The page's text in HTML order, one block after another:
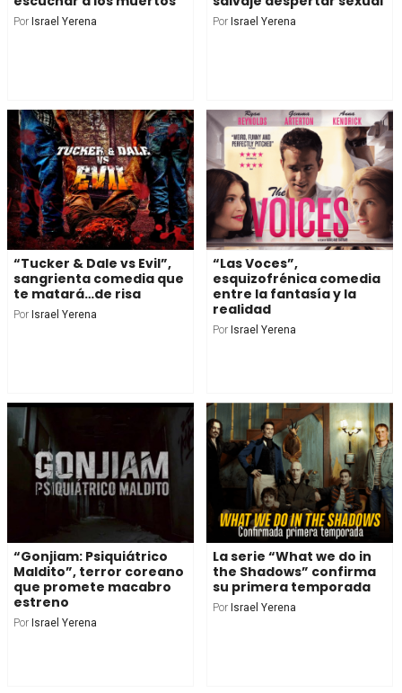
Por Israel Yerena Por Israel Yerena
“Tucker & Dale vs Evil”,
sangrienta comedia que
te matará…de risa
Por Israel Yerena
“Las Voces”,
esquizofrénica comedia
entre la fantasía y la
realidad
Por Israel Yerena
“Gonjiam: Psiquiátrico
Maldito”, terror coreano
que promete macabro
estreno
Por Israel Yerena
La serie “What we do in
the Shadows” confirma
su primera temporada
Por Israel Yerena